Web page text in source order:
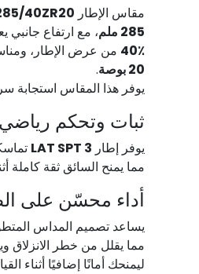
مقاس الإطار 40ZR20
285 ملم
، مع ارتفاع جانبي
40٪ من عرض الإطار،
20 بوصة
.
يوفر هذا المقاس استجابة
ثبات وتحكم رياضي
يوفر إطار LAT SPT 3
مما يمنح السائق ثقة كاملة
أداء محسّن على
يساعد تصميم المداس
مما يقلل من خطر الانزلاق
ليمنحك أمانًا إضافيًا أثناء